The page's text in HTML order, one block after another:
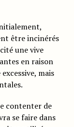
être incinérés
une vive
en raison
mais
contenter de
se faire dans